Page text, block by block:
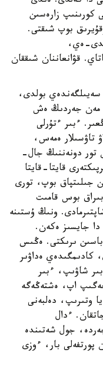
كورىنىپ زارەسىن
بوپ شىقتى.
ەي،
قۋانعاننان شىققان
بولدى،
مەن جەردىڭ ەش
ءبىر ءتۇرلى
تاۋسىلار ەمەس،
تور دونەننىڭ جال-
قايتا-قايتا
جىلىتپاق بوپ، تورى
بوس قامىت
ونىڭ ۇستىنە
دا جايسىز ەكەن.
باسىن ىرىكتى. ەڭىس
كادىمگىدەي ەداۋىر
شاۋىپ، ءبىر
اپ، ەشتەڭەگە
وتىرىپ، دەلبەنى
ءدال
جول شەتىندە
پورتفەلى بار، ءوزى